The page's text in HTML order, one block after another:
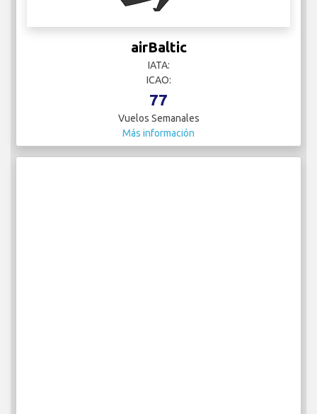
airBaltic
IATA:
ICAO:
77
Vuelos Semanales
Más información